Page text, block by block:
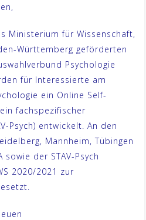
Ministerium für Wissenschaft,
Württemberg geförderten
Psychologie
für Interessierte am
ein Online Self-
fachspezifischer
Psych) entwickelt. An den
Mannheim, Tübingen
der STAV-Psych
2020/2021 zur